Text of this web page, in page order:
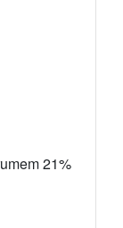
21%